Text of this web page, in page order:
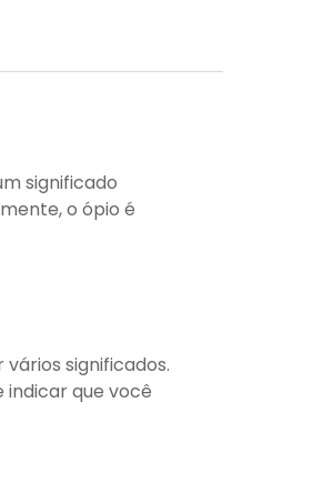
significado
o ópio é
significados.
indicar que você